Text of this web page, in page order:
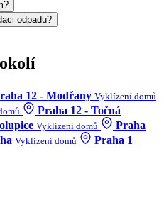
odpadu?
12 - Modřany Vyklízení domů
Praha 12 - Točná
Vyklízení domů
Praha
Vyklízení domů Praha 1